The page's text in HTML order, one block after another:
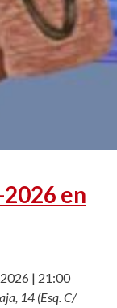
en
| 21:00
14 (Esq. C/